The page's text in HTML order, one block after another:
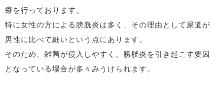
療を行っております。
特に女性の方による膀胱炎は多く、その理由として尿道が
男性に比べて細いという点にあります。
そのため、雑菌が侵入しやすく、膀胱炎を引き起こす要因
となっている場合が多々みうけられます。